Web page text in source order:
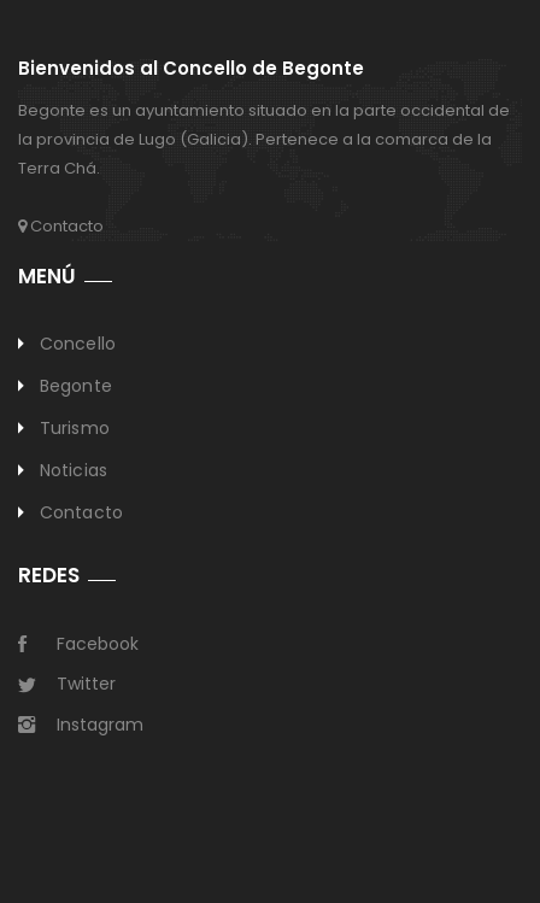
Bienvenidos al Concello de Begonte
Begonte es un ayuntamiento situado en la parte occidental de
la provincia de Lugo (Galicia). Pertenece a la comarca de la
Terra Chá.
Contacto
MENÚ
Concello
Begonte
Turismo
Noticias
Contacto
REDES
Facebook
Twitter
Instagram